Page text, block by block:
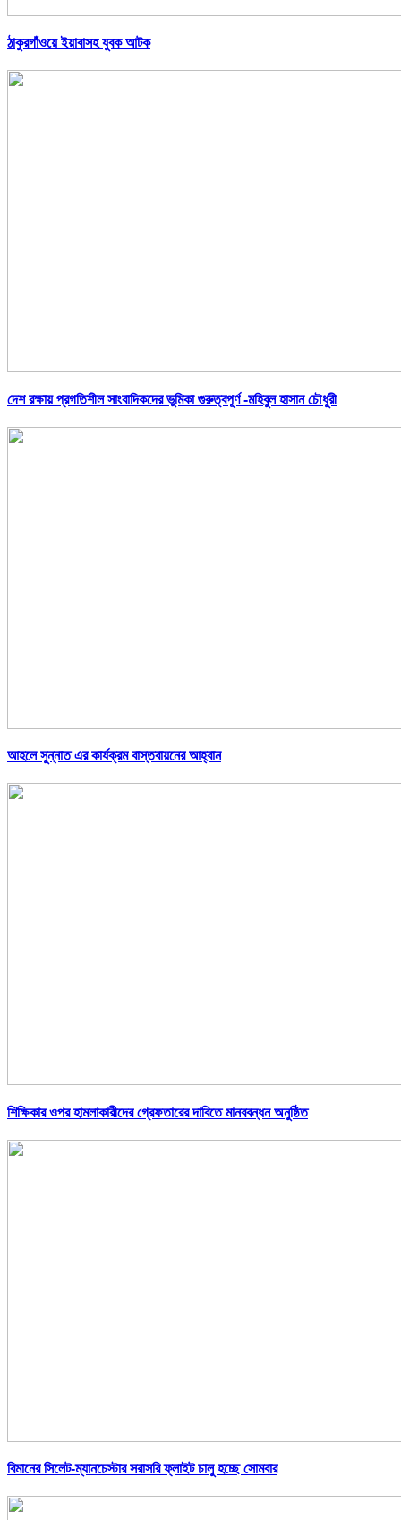
ঠাকুরগাঁওয়ে ইয়াবাসহ যুবক আটক
দেশ রক্ষায় প্রগতিশীল সাংবাদিকদের ভুমিকা গুরুত্বপূর্ণ -মহিবুল হাসান চৌধুরী
আহলে সুন্নাত এর কার্যক্রম বাস্তবায়নের আহ্বান
শিক্ষিকার ওপর হামলাকারীদের গ্রেফতারের দাবিতে মানববন্ধন অনুষ্ঠিত
বিমানের সিলেট-ম্যানচেস্টার সরাসরি ফ্লাইট চালু হচ্ছে সোমবার